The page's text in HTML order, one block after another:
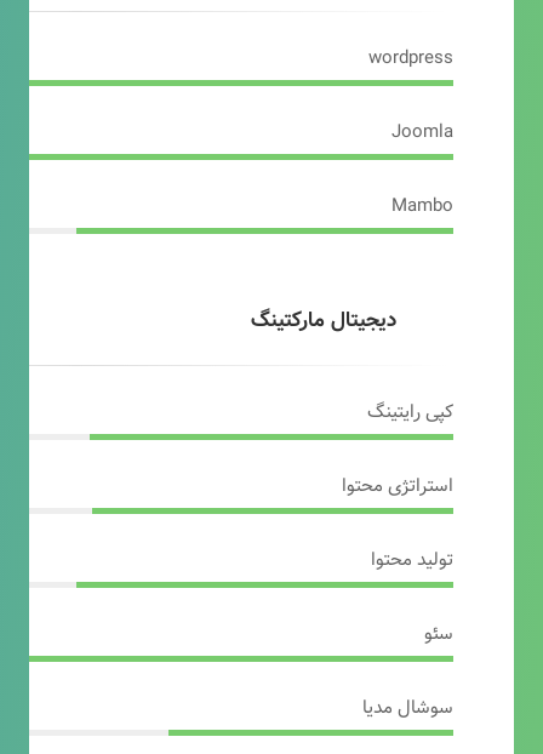
wordpress
Joomla
Mambo
دیجیتال مارکتینگ
کپی رایتینگ
استراتژی محتوا
تولید محتوا
سئو
سوشال مدیا